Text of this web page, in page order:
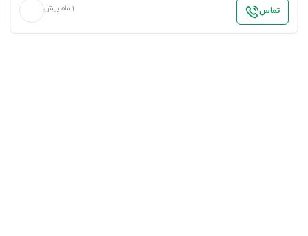
تماس 1 ماه پیش